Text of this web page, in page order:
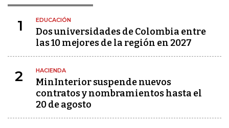
1 EDUCACIÓN
Dos universidades de Colombia entre
las 10 mejores de la región en 2027
2 HACIENDA
MinInterior suspende nuevos
contratos y nombramientos hasta el
20 de agosto